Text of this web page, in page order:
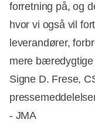
forretning på, og
hvor vi også vil
leverandører,
mere
Signe D. Frese,
- JMA